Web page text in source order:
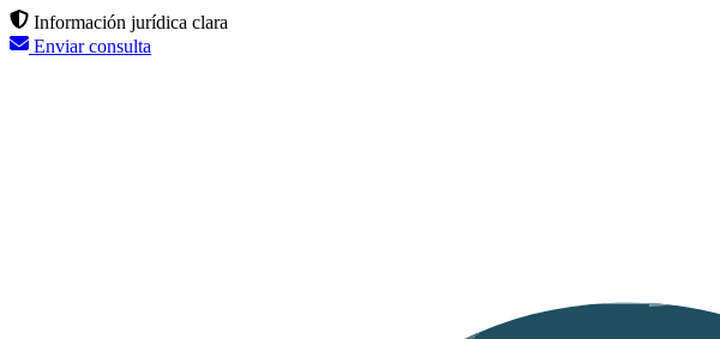
Información jurídica clara
Enviar consulta